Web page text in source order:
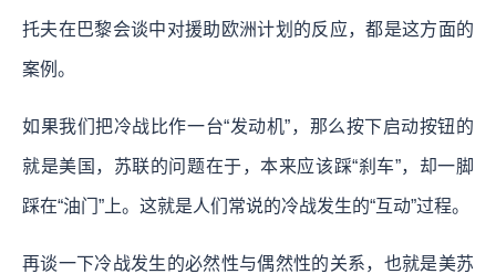
托夫在巴黎会谈中对援助欧洲计划的反应，都是这方面的
案例。
如果我们把冷战比作一台“发动机”，那么按下启动按钮的
就是美国，苏联的问题在于，本来应该踩“刹车”，却一脚
踩在“油门”上。这就是人们常说的冷战发生的“互动”过程。
再谈一下冷战发生的必然性与偶然性的关系，也就是美苏